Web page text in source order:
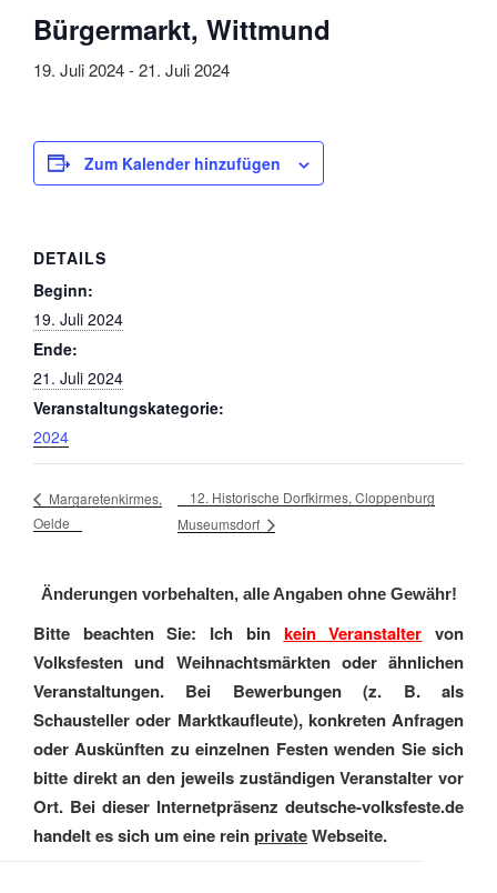
Bürgermarkt, Wittmund
19. Juli 2024-21. Juli 2024
Zum Kalender hinzufügen
DETAILS
Beginn:
19. Juli 2024
Ende:
21. Juli 2024
Veranstaltungskategorie:
2024
Margaretenkirmes,
Oelde
12. Historische Dorfkirmes, Cloppenburg
Museumsdorf
Änderungen vorbehalten, alle Angaben ohne Gewähr!
Bitte beachten Sie: Ich bin kein Veranstalter von
Volksfesten und Weihnachtsmärkten oder ähnlichen
Veranstaltungen. Bei Bewerbungen (z. B. als
Schausteller oder Marktkaufleute), konkreten Anfragen
oder Auskünften zu einzelnen Festen wenden Sie sich
bitte direkt an den jeweils zuständigen Veranstalter vor
Ort. Bei dieser Internetpräsenz deutsche-volksfeste.de
handelt es sich um eine reinprivateWebseite.